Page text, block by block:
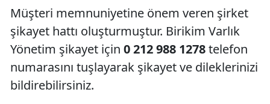
Müşteri memnuniyetine önem veren şirket
şikayet hattı oluşturmuştur. Birikim Varlık
Yönetim şikayet için 0 212 988 1278telefon
numarasını tuşlayarak şikayet ve dileklerinizi
bildirebilirsiniz.